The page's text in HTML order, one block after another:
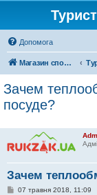
Допомога
Магазин спорядження
Зачем
посуде?
Зачем
П07 травня 2018, 11:09